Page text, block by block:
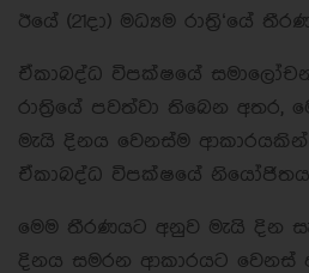
ඊයේ (21දා) මධ්‍යම රාත්‍රි‘යේ
ඒකාබද්ධ විපක්ෂයේ
රාත්‍රියේ පවත්වා තිබෙන අතර,
මැයි දිනය වෙනස්ම
ඒකාබද්ධ විපක්ෂයේ
මෙම තීරණයට අනුව මැයි දින
දිනය සමරන ආකාරයට වෙනස්